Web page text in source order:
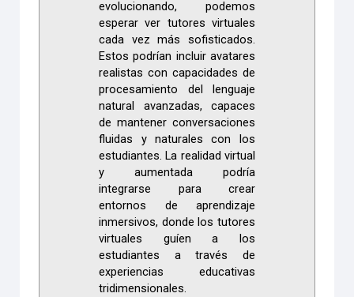
evolucionando, podemos
esperar ver tutores virtuales
cada vez más sofisticados.
Estos podrían incluir avatares
realistas con capacidades de
procesamiento del lenguaje
natural avanzadas, capaces
de mantener conversaciones
fluidas y naturales con los
estudiantes. La realidad virtual
y aumentada podría
integrarse para crear
entornos de aprendizaje
inmersivos, donde los tutores
virtuales guíen a los
estudiantes a través de
experiencias educativas
tridimensionales.